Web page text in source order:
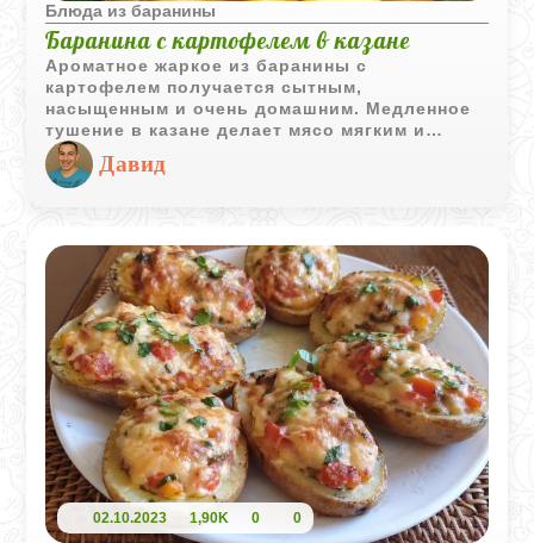
Блюда из баранины
Баранина с картофелем в казане
Ароматное жаркое из баранины с
картофелем получается сытным,
насыщенным и очень домашним. Медленное
тушение в казане делает мясо мягким и
сочным, а специи и чеснок придают блюду
яркий восточный аромат.
Давид
02.10.2023 1,90K 0 0